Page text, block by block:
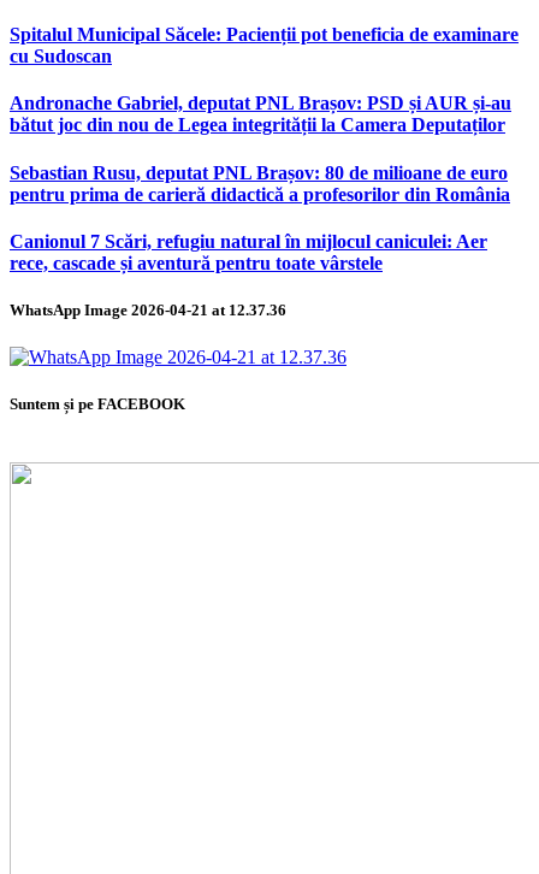
Spitalul Municipal Săcele: Pacienții pot beneficia de examinare
cu Sudoscan
Andronache Gabriel, deputat PNL Brașov: PSD și AUR și-au
bătut joc din nou de Legea integrității la Camera Deputaților
Sebastian Rusu, deputat PNL Brașov: 80 de milioane de euro
pentru prima de carieră didactică a profesorilor din România
Canionul 7 Scări, refugiu natural în mijlocul caniculei: Aer
rece, cascade și aventură pentru toate vârstele
WhatsApp Image 2026-04-21 at 12.37.36
Suntem și pe FACEBOOK